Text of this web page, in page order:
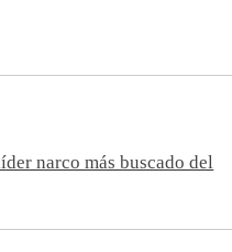
narco más buscado del